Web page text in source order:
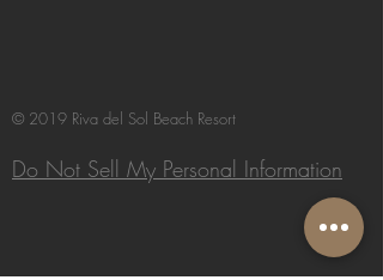
© 2019 Riva del Sol Beach Resort
Do Not Sell My Personal Information